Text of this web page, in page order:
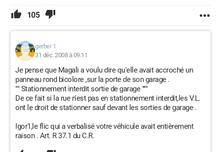
105
gerber 1
31 déc. 2008 à 09:11
Je pense que Magali a voulu dire qu'elle avait accroché un
panneau rond bicolore ,sur la porte de son garage .
"" Stationnement interdit sortie de garage """
De ce fait si la rue n'est pas en stationnement interdit,les V.L.
ont le droit de stationner sauf devant les sorties de garage .
Igor1,le flic qui a verbalisé votre véhicule avait entièrement
raison . Art. R 37.1 du C.R.